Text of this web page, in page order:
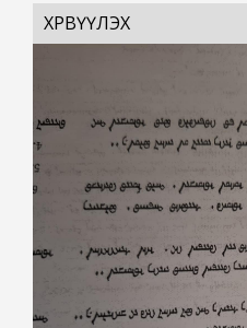
ХӨРВҮҮЛЭХ